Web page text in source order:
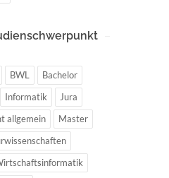
BWL
Bachelor
Informatik
Jura
allgemein
Master